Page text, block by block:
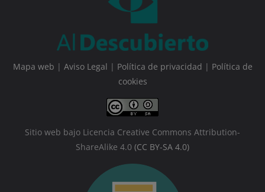
Mapa web | Aviso Legal | Política de privacidad | Política de
cookies
Sitio web bajo Licencia Creative Commons Attribution-
ShareAlike 4.0 (CC BY-SA 4.0)